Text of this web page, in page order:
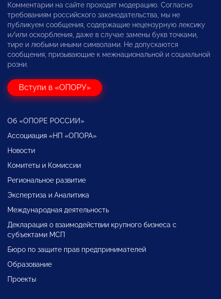
Комментарии на сайте проходят модерацию. Согласно
требованиям российского законодательства, мы не
публикуем сообщения, содержащие нецензурную лексику
и/или оскорбления, даже в случае замены букв точками,
тире и любыми иными символами. Не допускаются
сообщения, призывающие к межнациональной и социальной
розни.
Вступи в «ОПОРУ»
Об «ОПОРЕ РОССИИ»
Ассоциация «НП «ОПОРА»
Новости
Комитеты и Комиссии
Региональное развитие
Экспертиза и Аналитика
Международная деятельность
Декларация о взаимодействии крупного бизнеса с
субъектами МСП
Бюро по защите прав предпринимателей
Образование
Проекты